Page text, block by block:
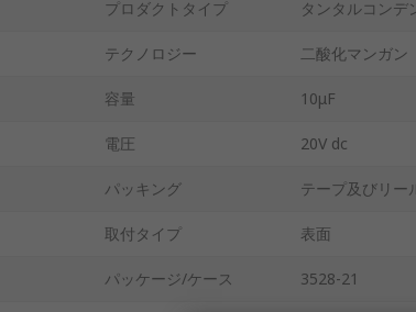
プロダクトタイプ タンタルコンデ
テクノロジー 二酸化マンガン
容量 10μF
電圧 20V dc
パッキング テープ及びリー
取付タイプ 表面
パッケージ/ケース 3528-21